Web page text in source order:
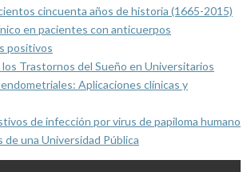
cincuenta años de historia (1665-2015)
en pacientes con anticuerpos
positivos
los Trastornos del Sueño en Universitarios
Aplicaciones clínicas y
de infección por virus de papiloma humano
una Universidad Pública